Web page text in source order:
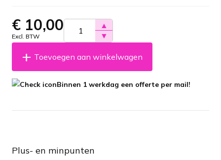
€ 10,00
Excl. BTW
▲
▼
Toevoegen aan winkelwagen
Binnen 1 werkdag een offerte per mail!
Plus- en minpunten